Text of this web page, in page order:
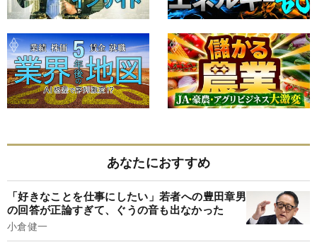
あなたにおすすめ
「好きなことを仕事にしたい」若者への豊田章男
の回答が正論すぎて、ぐうの音も出なかった
小倉健一